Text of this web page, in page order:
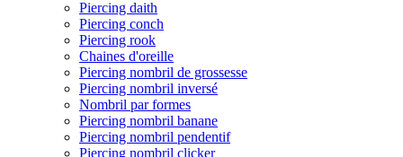
Piercing daith
Piercing conch
Piercing rook
Chaines d'oreille
Piercing nombril de grossesse
Piercing nombril inversé
Nombril par formes
Piercing nombril banane
Piercing nombril pendentif
Piercing nombril clicker